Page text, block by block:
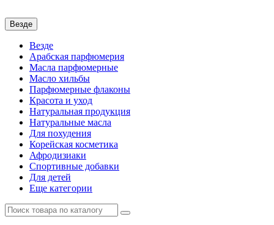
Везде
Везде
Арабская парфюмерия
Масла парфюмерные
Масло хильбы
Парфюмерные флаконы
Красота и уход
Натуральная продукция
Натуральные масла
Для похудения
Корейская косметика
Афродизиаки
Спортивные добавки
Для детей
Еще категории